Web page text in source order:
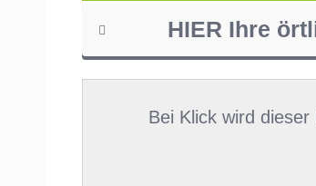
HIER Ihre
Bei Klick wird